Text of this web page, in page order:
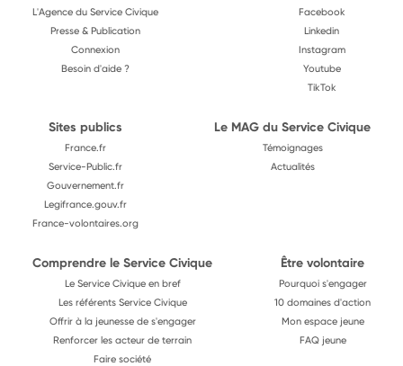
L'Agence du Service Civique
Presse & Publication
Connexion
Besoin d'aide ?
Facebook
Linkedin
Instagram
Youtube
TikTok
Sites publics
France.fr
Service-Public.fr
Gouvernement.fr
Legifrance.gouv.fr
France-volontaires.org
Le MAG du Service Civique
Témoignages
Actualités
Comprendre le Service Civique
Le Service Civique en bref
Les référents Service Civique
Offrir à la jeunesse de s'engager
Renforcer les acteur de terrain
Faire société
Être volontaire
Pourquoi s'engager
10 domaines d'action
Mon espace jeune
FAQ jeune